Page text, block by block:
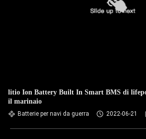
litio Ion Battery Built In Smart BMS di
il marinaio
Batterie per navi da guerra 2022-06-21